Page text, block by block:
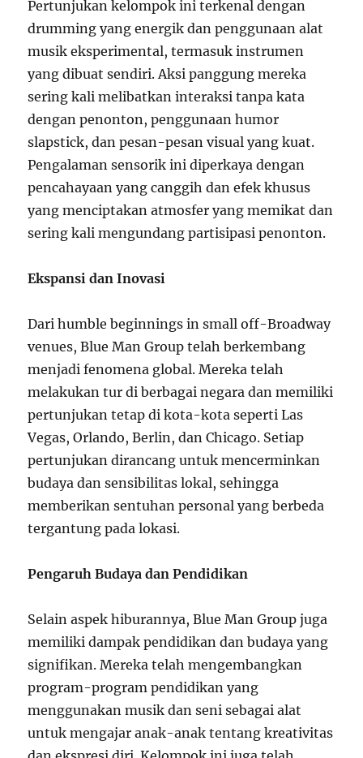
Pertunjukan kelompok ini terkenal dengan
drumming yang energik dan penggunaan alat
musik eksperimental, termasuk instrumen
yang dibuat sendiri. Aksi panggung mereka
sering kali melibatkan interaksi tanpa kata
dengan penonton, penggunaan humor
slapstick, dan pesan-pesan visual yang kuat.
Pengalaman sensorik ini diperkaya dengan
pencahayaan yang canggih dan efek khusus
yang menciptakan atmosfer yang memikat dan
sering kali mengundang partisipasi penonton.
Ekspansi dan Inovasi
Dari humble beginnings in small off-Broadway
venues, Blue Man Group telah berkembang
menjadi fenomena global. Mereka telah
melakukan tur di berbagai negara dan memiliki
pertunjukan tetap di kota-kota seperti Las
Vegas, Orlando, Berlin, dan Chicago. Setiap
pertunjukan dirancang untuk mencerminkan
budaya dan sensibilitas lokal, sehingga
memberikan sentuhan personal yang berbeda
tergantung pada lokasi.
Pengaruh Budaya dan Pendidikan
Selain aspek hiburannya, Blue Man Group juga
memiliki dampak pendidikan dan budaya yang
signifikan. Mereka telah mengembangkan
program-program pendidikan yang
menggunakan musik dan seni sebagai alat
untuk mengajar anak-anak tentang kreativitas